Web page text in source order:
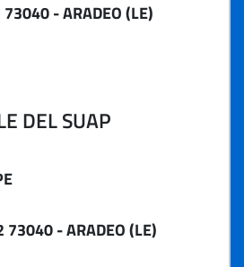
- ARADEO (LE)
DEL SUAP
73040 - ARADEO (LE)